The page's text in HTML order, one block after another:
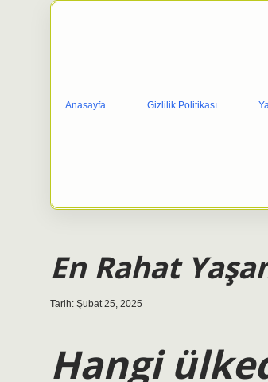
Anasayfa Gizlilik Politikası
En Rahat
Tarih: Şubat 25, 2025
Hangi